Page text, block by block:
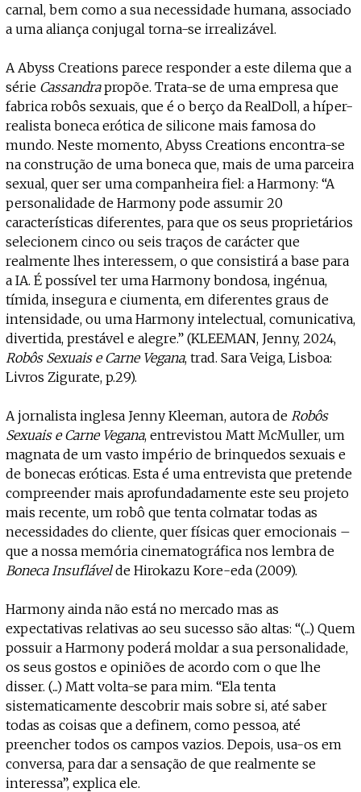
carnal, bem como a sua necessidade humana, associado
a uma aliança conjugal torna-se irrealizável.
A Abyss Creations parece responder a este dilema que a
série Cassandrapropõe. Trata-se de uma empresa que
fabrica robôs sexuais, que é o berço da RealDoll, a híper-
realista boneca erótica de silicone mais famosa do
mundo. Neste momento, Abyss Creations encontra-se
na construção de uma boneca que, mais de uma parceira
sexual, quer ser uma companheira fiel: a Harmony: “A
personalidade de Harmony pode assumir 20
características diferentes, para que os seus proprietários
selecionem cinco ou seis traços de carácter que
realmente lhes interessem, o que consistirá a base para
a IA. É possível ter uma Harmony bondosa, ingénua,
tímida, insegura e ciumenta, em diferentes graus de
intensidade, ou uma Harmony intelectual, comunicativa,
divertida, prestável e alegre.” (KLEEMAN, Jenny, 2024,
Robôs Sexuais e Carne Vegana, trad. Sara Veiga, Lisboa:
Livros Zigurate, p.29).
A jornalista inglesa Jenny Kleeman, autora de Robôs
Sexuais e Carne Vegana, entrevistou Matt McMuller, um
magnata de um vasto império de brinquedos sexuais e
de bonecas eróticas. Esta é uma entrevista que pretende
compreender mais aprofundadamente este seu projeto
mais recente, um robô que tenta colmatar todas as
necessidades do cliente, quer físicas quer emocionais –
que a nossa memória cinematográfica nos lembra de
Boneca Insuflávelde Hirokazu Kore-eda (2009).
Harmony ainda não está no mercado mas as
expectativas relativas ao seu sucesso são altas: “(...) Quem
possuir a Harmony poderá moldar a sua personalidade,
os seus gostos e opiniões de acordo com o que lhe
disser. (...) Matt volta-se para mim. “Ela tenta
sistematicamente descobrir mais sobre si, até saber
todas as coisas que a definem, como pessoa, até
preencher todos os campos vazios. Depois, usa-os em
conversa, para dar a sensação de que realmente se
interessa”, explica ele.